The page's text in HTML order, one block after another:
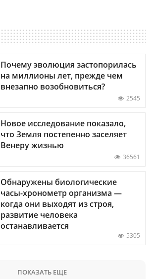
Почему эволюция застопорилась
на миллионы лет, прежде чем
внезапно возобновиться?
2545
Новое исследование показало,
что Земля постепенно заселяет
Венеру жизнью
36561
Обнаружены биологические
часы-хронометр организма —
когда они выходят из строя,
развитие человека
останавливается
5305
ПОКАЗАТЬ ЕЩЕ